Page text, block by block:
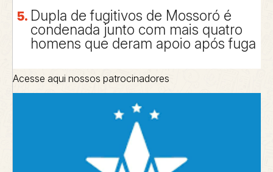
Dupla de fugitivos de Mossoró é
condenada junto com mais quatro
homens que deram apoio após fuga
Acesse aqui nossos patrocinadores